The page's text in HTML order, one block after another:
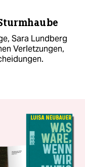
Sara Lundberg
Verletzungen,